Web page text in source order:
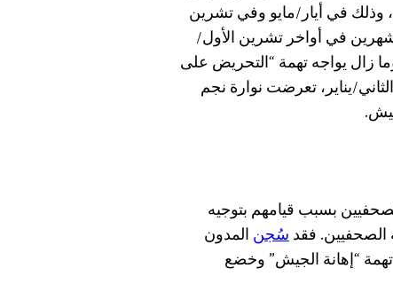
وذلك في أيار/مايو وفي تشرين
في أواخر تشرين الأول/
زال يواجه تهمة “التحريض على
يناير، تعرضت نوارة نجم
بسبب قيامهم بتوجيه
الصحفيين. فقدسُجن المدون
“إهانة الجيش” وخضع